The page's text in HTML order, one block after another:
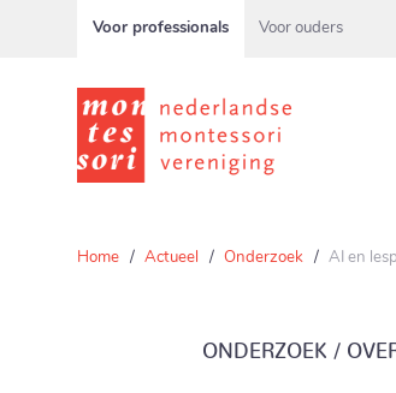
Home Actueel Onderzoek AI en
ONDERZOEK /
Voor professionals Voor ouders